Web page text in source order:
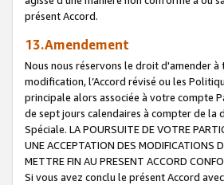
présent Accord.
13.Amendement
Nous nous réservons le droit d'amender
modification, l’Accord révisé ou les
principale alors associée à votre compte
de sept jours calendaires à compter de la
Spéciale. LA POURSUITE DE VOTRE
UNE ACCEPTATION DES MODIFICATIONS
METTRE FIN AU PRESENT ACCORD
Si vous avez conclu le présent Accord